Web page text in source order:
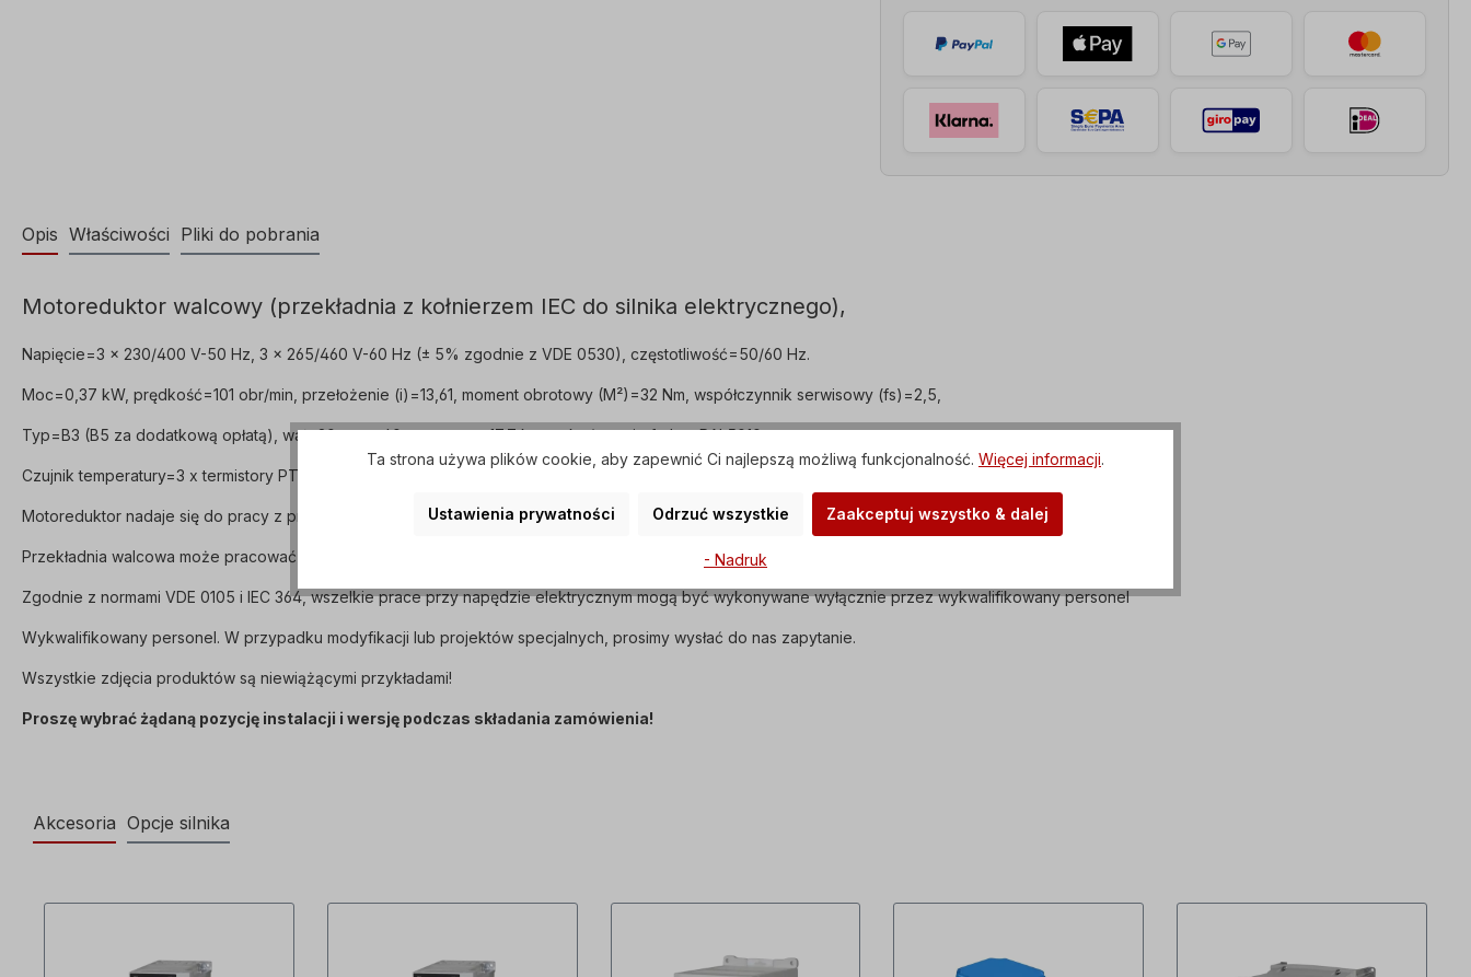
Opis Właściwości Pliki do pobrania
Motoreduktor walcowy (przekładnia z kołnierzem IEC do silnika elektrycznego),
Napięcie=3 x 230/400 V-50 Hz, 3 x 265/460 V-60 Hz (± 5% zgodnie z VDE 0530), częstotliwość=50/60 Hz.
Moc=0,37 kW, prędkość=101 obr/min, przełożenie (i)=13,61, moment obrotowy (M²)=32 Nm, współczynnik serwisowy (fs)=2,5,
Typ=B3 (B5 za dodatkową opłatą), wał=20 mm x 40 mm, waga=17,7 kg, wykończenie farbą=RAL5010.
Czujnik temperatury=3 x termistory PTC, tryb pracy=S1- 100% ED, skrzynka zaciskowa=górna (obrotowa).
Motoreduktor nadaje się do pracy z przetwornicą częstotliwości i jest zgodny z normą IEC 60034-30:2008.
Przekładnia walcowa może pracować w obu kierunkach obrotu i jest dostarczana z wlewem oleju.
Zgodnie z normami VDE 0105 i IEC 364, wszelkie prace przy napędzie elektrycznym mogą być wykonywane wyłącznie przez wykwalifikowany personel
Wykwalifikowany personel. W przypadku modyfikacji lub projektów specjalnych, prosimy wysłać do nas zapytanie.
Wszystkie zdjęcia produktów są niewiążącymi przykładami!
Proszę wybrać żądaną pozycję instalacji i wersję podczas składania zamówienia!
Akcesoria Opcje silnika
Ta strona używa plików cookie, aby zapewnić Ci najlepszą możliwą funkcjonalność. Więcej informacji.
Ustawienia prywatności Odrzuć wszystkie Zaakceptuj wszystko & dalej
- Nadruk